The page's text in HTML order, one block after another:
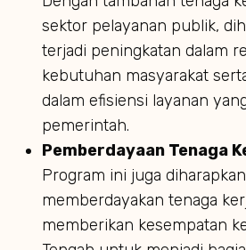
sektor pelayanan publik,
terjadi peningkatan dalam
kebutuhan masyarakat
dalam efisiensi layanan
pemerintah.
Pemberdayaan Tenaga
Program ini juga
memberdayakan tenaga
memberikan kesempatan